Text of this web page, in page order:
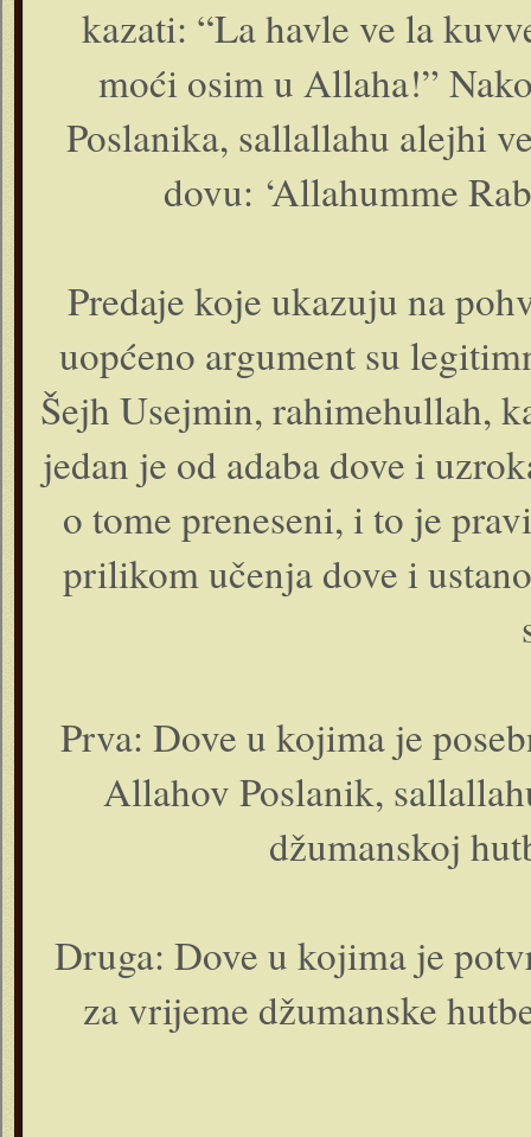
kazati: “La havle ve la
moći osim u Allaha!”
Poslanika, sallallahu alejhi
dovu: ‘Allahumme
Predaje koje ukazuju na
uopćeno argument su
Šejh Usejmin, rahimehullah,
jedan je od adaba dove i
o tome preneseni, i to je
prilikom učenja dove i
Prva: Dove u kojima je
Allahov Poslanik,
džumanskoj
Druga: Dove u kojima je
za vrijeme džumanske